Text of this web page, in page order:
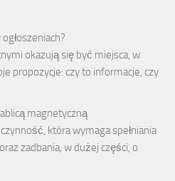
okazują się być miejsca, w
propozycje: czy to informacje, czy
magnetyczną
która wymaga spełniania
zadbania, w dużej części, o